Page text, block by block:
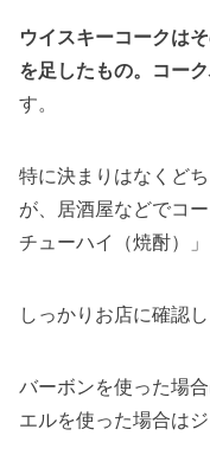
ウイスキーコークは
を足したもの。コー
す。
特に決まりはなくど
が、居酒屋などでコ
チューハイ（焼酎）
しっかりお店に確認し
バーボンを使った場
エルを使った場合は